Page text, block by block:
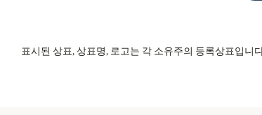
표시된 상표, 상표명, 로고는 각 소유주의 등록상표입니